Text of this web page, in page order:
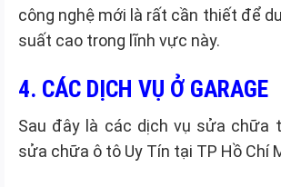
công nghệ mới là rất cần thiết để
suất cao trong lĩnh vực này.
4. CÁC DỊCH VỤ Ở GARAGE
Sau đây là các dịch vụ sửa chữa
sửa chữa ô tô Uy Tín tại TP Hồ Chí